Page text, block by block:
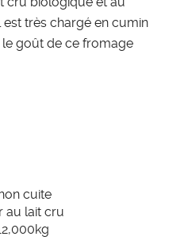
très chargé en cumin
le goût de ce fromage
cuite
au lait cru